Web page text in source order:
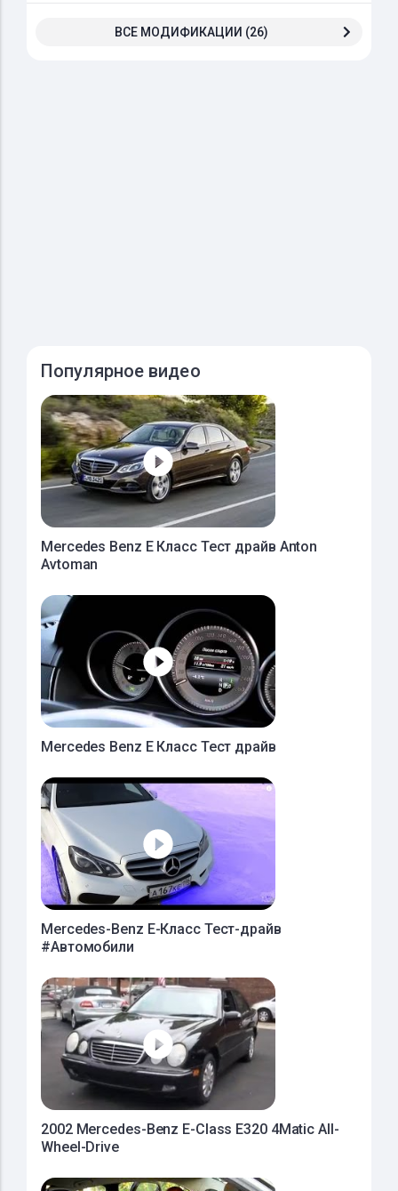
ВСЕ МОДИФИКАЦИИ (26)
Популярное видео
Mercedes Benz E Класс Тест драйв Anton
Avtoman
Mercedes Benz E Класс Тест драйв
Mercedes-Benz E-Класс Тест-драйв
#Автомобили
2002 Mercedes-Benz E-Class E320 4Matic All-
Wheel-Drive